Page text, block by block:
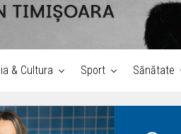
& Cultura Sport Sănătate